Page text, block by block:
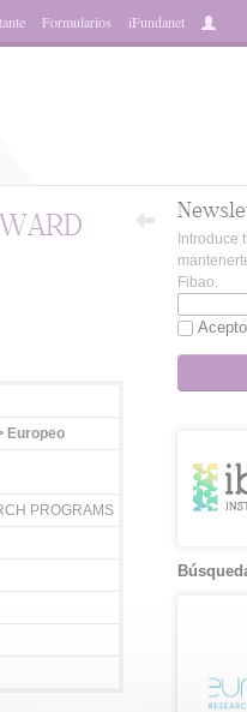
Formularios iFundanet
Europeo
PROGRAMS
Introduce
Fibao.